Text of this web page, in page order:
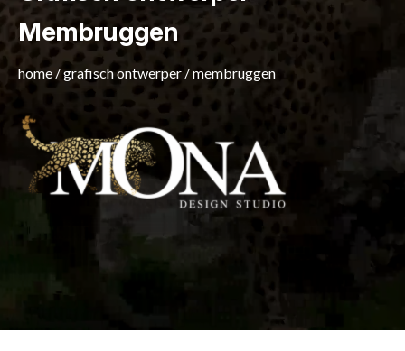
Membruggen
home /grafisch ontwerper /membruggen